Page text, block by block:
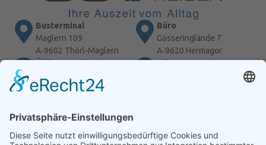
Busterminal
Maglern 109
A‑9602 Thörl-Maglern
Büro
Gösseringlände 7
A‑9620 Hermagor
Öffnungszeiten
Di + Do : 14:00 - 18:00
Büro
+43 4255 42 800
OFFICE@OGV.REISEN
MAIL@MOBILBUERO.COM